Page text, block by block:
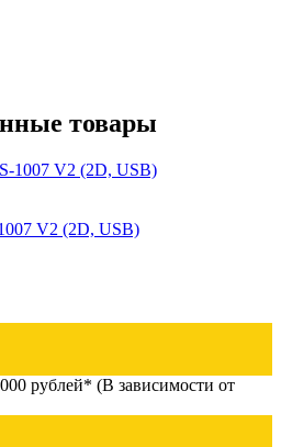
товары
V2 (2D, USB)
рублей* (В зависимости от